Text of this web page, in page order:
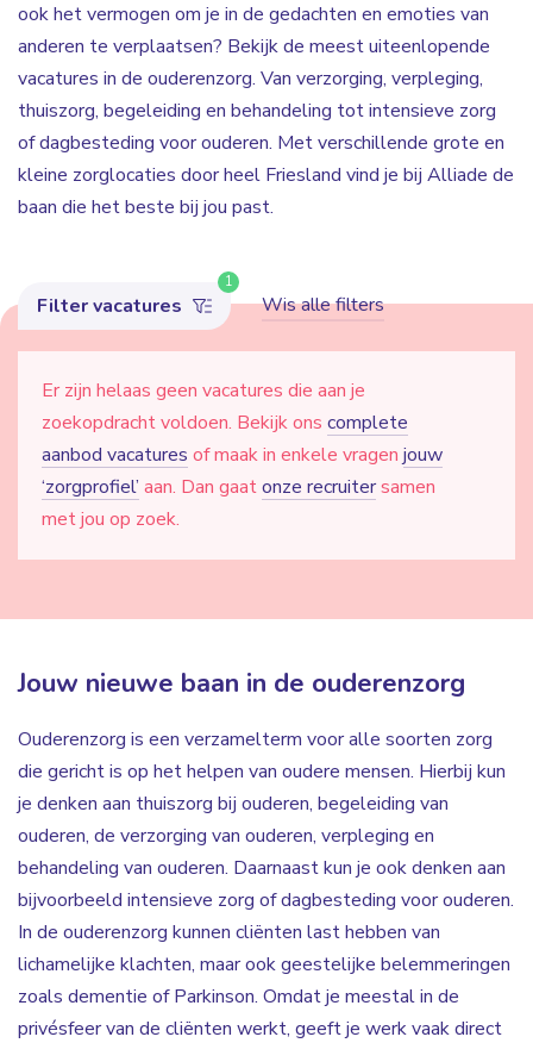
ook het vermogen om je in de gedachten en emoties van
anderen te verplaatsen? Bekijk de meest uiteenlopende
vacatures in de ouderenzorg. Van verzorging, verpleging,
thuiszorg, begeleiding en behandeling tot intensieve zorg
of dagbesteding voor ouderen. Met verschillende grote en
kleine zorglocaties door heel Friesland vind je bij Alliade de
baan die het beste bij jou past.
Filter vacatures
1
Wis alle filters
Er zijn helaas geen vacatures die aan je
zoekopdracht voldoen. Bekijk ons complete
aanbod vacatures of maak in enkele vragen jouw
‘zorgprofiel’ aan. Dan gaatonze recruitersamen
met jou op zoek.
Jouw nieuwe baan in de ouderenzorg
Ouderenzorg is een verzamelterm voor alle soorten zorg
die gericht is op het helpen van oudere mensen. Hierbij kun
je denken aan thuiszorg bij ouderen, begeleiding van
ouderen, de verzorging van ouderen, verpleging en
behandeling van ouderen. Daarnaast kun je ook denken aan
bijvoorbeeld intensieve zorg of dagbesteding voor ouderen.
In de ouderenzorg kunnen cliënten last hebben van
lichamelijke klachten, maar ook geestelijke belemmeringen
zoals dementie of Parkinson. Omdat je meestal in de
privésfeer van de cliënten werkt, geeft je werk vaak direct